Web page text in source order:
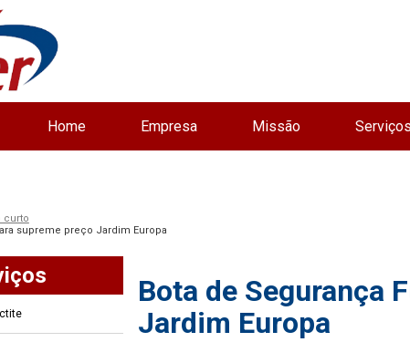
Home Empresa Missão Serviços
curto
supreme preço Jardim Europa
Bota de Segurança
Jardim Europa